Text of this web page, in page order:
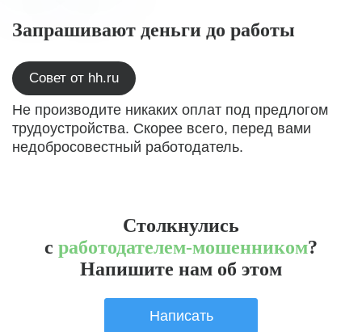
Запрашивают деньги до работы
Совет от hh.ru
Не производите никаких оплат под предлогом
трудоустройства. Скорее всего, перед вами
недобросовестный работодатель.
Столкнулись
с работодателем-мошенником?
Напишите нам об этом
Написать